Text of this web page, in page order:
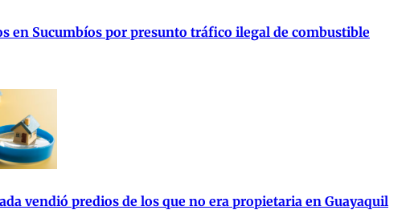
en Sucumbíos por presunto tráfico ilegal de combustible
vendió predios de los que no era propietaria en Guayaquil